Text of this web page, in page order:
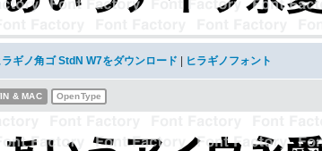
ラギノ角ゴ StdN W7をダウンロード ヒラギノフォント
& MAC OpenType